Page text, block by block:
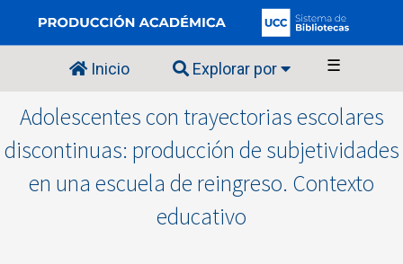
Inicio Explorar por ☰
Adolescentes con trayectorias escolares
discontinuas: producción de subjetividades
en una escuela de reingreso. Contexto
educativo